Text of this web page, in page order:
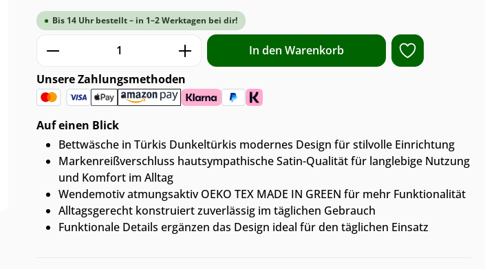
Bis 14 Uhr bestellt – in 1–2 Werktagen bei dir!
Produkt Anzahl: Gib den gewünschten Wert ein oder
In den Warenkorb
Unsere Zahlungsmethoden
Auf einen Blick
Bettwäsche in Türkis Dunkeltürkis modernes Design für stilvolle Einrichtung
Markenreißverschluss hautsympathische Satin-Qualität für langlebige Nutzung
und Komfort im Alltag
Wendemotiv atmungsaktiv OEKO TEX MADE IN GREEN für mehr Funktionalität
Alltagsgerecht konstruiert zuverlässig im täglichen Gebrauch
Funktionale Details ergänzen das Design ideal für den täglichen Einsatz